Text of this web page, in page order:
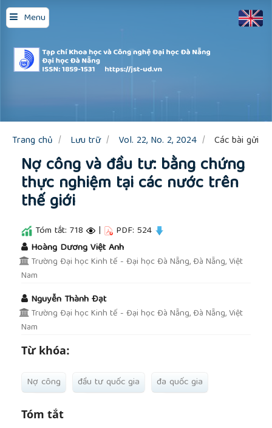
Menu
Quick
jump
to
page
content
Main
Sidebar
Trang chủ Lưu trữ Vol. 22, No. 2, 2024 Các bài gửi
Nợ công và đầu tư: bằng chứng
thực nghiệm tại các nước trên
thế giới
Tóm tắt: 718 | PDF: 524
Hoàng Dương Việt Anh
Trường Đại học Kinh tế - Đại học Đà Nẵng, Đà Nẵng, Việt
Nam
Nguyễn Thành Đạt
Trường Đại học Kinh tế - Đại học Đà Nẵng, Đà Nẵng, Việt
Nam
Từ khóa:
Nợ công đầu tư quốc gia đa quốc gia
Tóm tắt